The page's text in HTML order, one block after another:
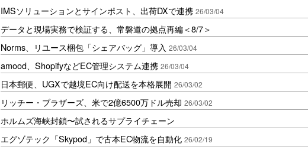
IMSソリューションとサインポスト、出荷DXで連携 26/03/04
データと現場実務で検証する、常磐道の拠点再編＜8/7＞
Norms、リユース梱包「シェアバッグ」導入 26/03/04
amood、ShopifyなどEC管理システム連携 26/03/04
日本郵便、UGXで越境EC向け配送を本格展開 26/03/02
リッチー・ブラザーズ、米で2億6500万ドル売却 26/03/02
ホルムズ海峡封鎖〜試されるサプライチェーン
エグゾテック「Skypod」で古本EC物流を自動化 26/02/19